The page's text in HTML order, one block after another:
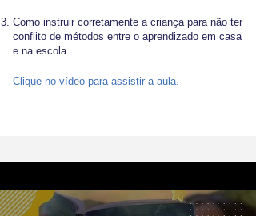
Como instruir corretamente a criança para não ter
conflito de métodos entre o aprendizado em casa
e na escola.
Clique no vídeo para assistir a aula.